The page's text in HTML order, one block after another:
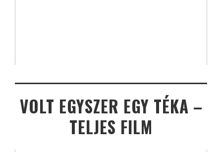
VOLT EGYSZER EGY TÉKA –
TELJES FILM